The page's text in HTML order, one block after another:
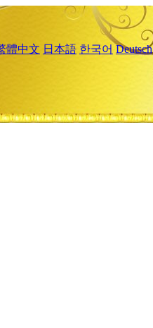
體中文 日本語 한국어 Deutsch